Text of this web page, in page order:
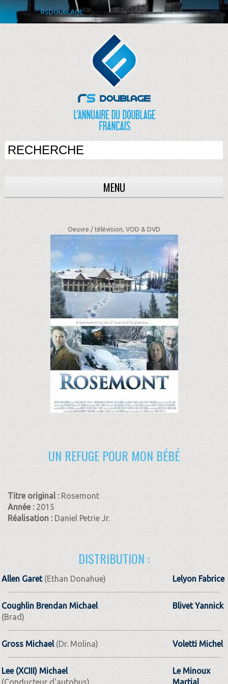
RSDOUBLAGE
MENU
Oeuvre / télévision, VOD & DVD
UN REFUGE POUR MON BÉBÉ
Titre original : Rosemont
Année : 2015
Réalisation :Daniel Petrie Jr.
DISTRIBUTION :
Allen Garet(Ethan Donahue) Lelyon Fabrice
Coughlin Brendan Michael
(Brad)
Blivet Yannick
Gross Michael(Dr. Molina) Voletti Michel
Lee (XCIII) Michael
(Conducteur d'autobus)
Le Minoux
Martial